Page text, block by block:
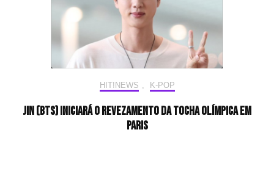
HIT!NEWS , K-POP
Jin (BTS) iniciará o revezamento da tocha olímpica em
Paris